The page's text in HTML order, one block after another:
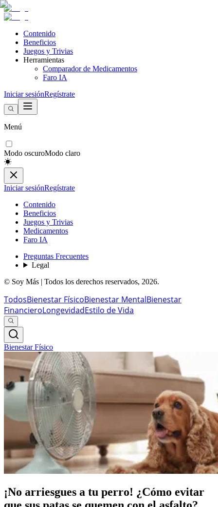
Contenido
Beneficios
Juegos y Trivias
Herramientas
Comparador de Medicamentos
Faro IA
Iniciar sesiónRegístrate
Menú
Modo oscuroModo claro
Iniciar sesiónRegístrate
Contenido
Beneficios
Juegos y Trivias
Medicamentos
Faro IA
Preguntas Frecuentes
Legal
© Soy Más | Todos los derechos reservados, 2026.
TodosBienestar FísicoBienestar MentalBienestar
FinancieroLongevidadEstilo de Vida
Bienestar Físico
¡No arriesgues a tu perro! ¿Cómo evitar